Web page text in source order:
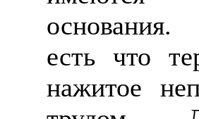
основания.
есть что
нажитое